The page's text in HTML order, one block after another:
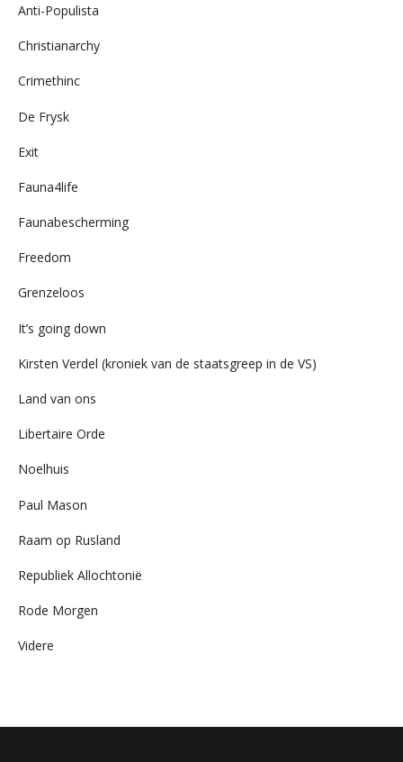
Anti-Populista
Christianarchy
Crimethinc
De Frysk
Exit
Fauna4life
Faunabescherming
Freedom
Grenzeloos
It’s going down
Kirsten Verdel (kroniek van de staatsgreep in de VS)
Land van ons
Libertaire Orde
Noelhuis
Paul Mason
Raam op Rusland
Republiek Allochtonië
Rode Morgen
Videre